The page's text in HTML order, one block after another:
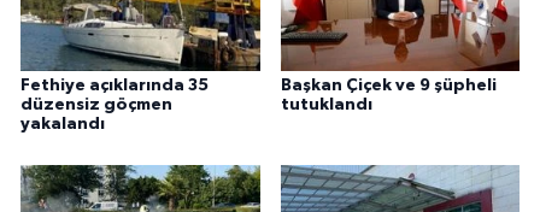
Fethiye açıklarında 35
düzensiz göçmen
yakalandı
Başkan Çiçek ve 9 şüpheli
tutuklandı